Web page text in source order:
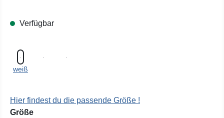
Verfügbar
weiß
Hier findest du die passende Größe !
Größeauswählen